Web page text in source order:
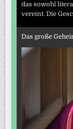
das sowohl
vereint. Die
Das große